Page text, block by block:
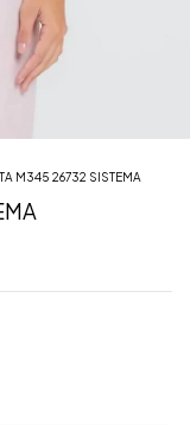
M345 26732 SISTEMA